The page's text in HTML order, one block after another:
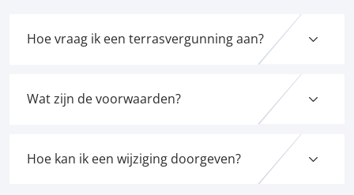
Hoe vraag ik een terrasvergunning aan?
Wat zijn de voorwaarden?
Hoe kan ik een wijziging doorgeven?